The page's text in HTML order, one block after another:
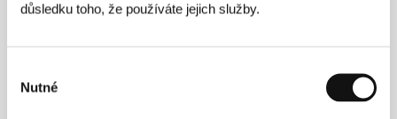
důsledku toho, že používáte jejich služby.
souhlasu
Nutné
Učitel tance